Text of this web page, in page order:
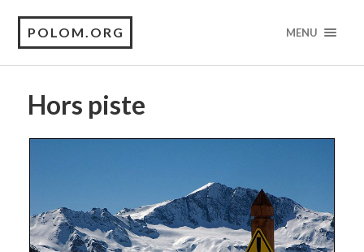
POLOM.ORG MENU
Hors piste